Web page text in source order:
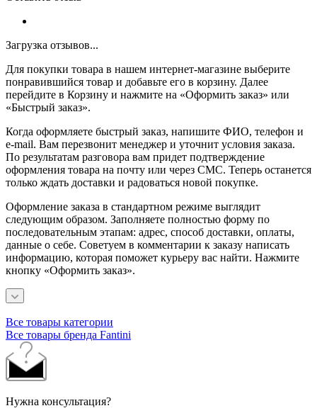
Загрузка отзывов...
Для покупки товара в нашем интернет-магазине выберите
понравившийся товар и добавьте его в корзину. Далее
перейдите в Корзину и нажмите на «Оформить заказ» или
«Быстрый заказ».
Когда оформляете быстрый заказ, напишите ФИО, телефон и
e-mail. Вам перезвонит менеджер и уточнит условия заказа.
По результатам разговора вам придет подтверждение
оформления товара на почту или через СМС. Теперь останется
только ждать доставки и радоваться новой покупке.
Оформление заказа в стандартном режиме выглядит
следующим образом. Заполняете полностью форму по
последовательным этапам: адрес, способ доставки, оплаты,
данные о себе. Советуем в комментарии к заказу написать
информацию, которая поможет курьеру вас найти. Нажмите
кнопку «Оформить заказ».
Все товары категории
Все товары бренда Fantini
Нужна консультация?